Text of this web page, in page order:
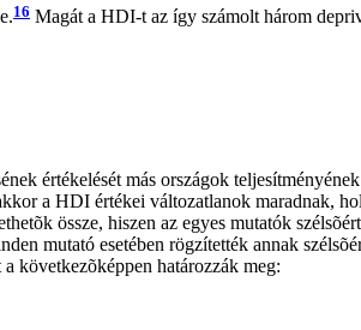
16 Magát a HDI-t az így számolt három
értékelését más országok
a HDI értékei változatlanok maradnak,
össze, hiszen az egyes mutatók
mutató esetében rögzítették annak
következõképpen határozzák meg: